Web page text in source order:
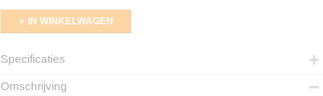
IN WINKELWAGEN
Specificaties
EAN code
Omschrijving